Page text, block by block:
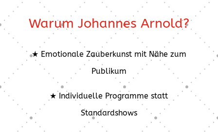
Warum Johannes Arnold?
★ Emotionale Zauberkunst mit Nähe zum
Publikum
★ Individuelle Programme statt
Standardshows